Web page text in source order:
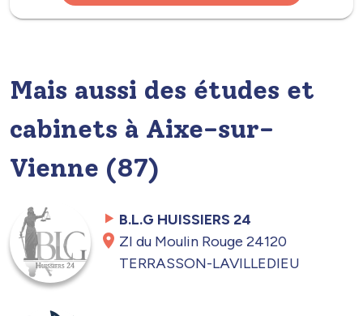
Mais aussi des études et
cabinets à Aixe-sur-
Vienne (87)
B.L.G HUISSIERS 24
ZI du Moulin Rouge 24120
TERRASSON-LAVILLEDIEU